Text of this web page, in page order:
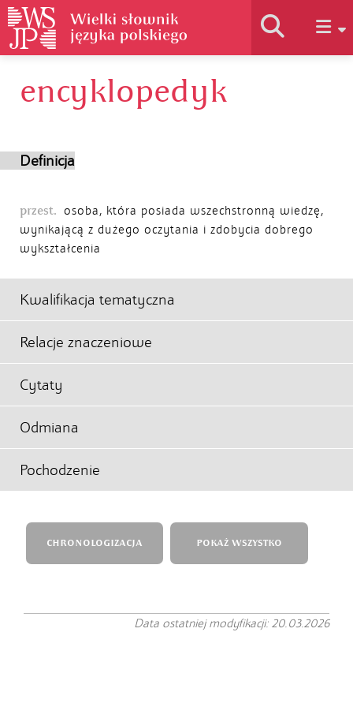
Historia słownika
encyklopedyk
Definicja
przest. osoba, która posiada wszechstronną wiedzę,
wynikającą z dużego oczytania i zdobycia dobrego
wykształcenia
Kwalifikacja tematyczna
Relacje znaczeniowe
Cytaty
Odmiana
Pochodzenie
CHRONOLOGIZACJA POKAŻ WSZYSTKO
Data ostatniej modyfikacji: 20.03.2026